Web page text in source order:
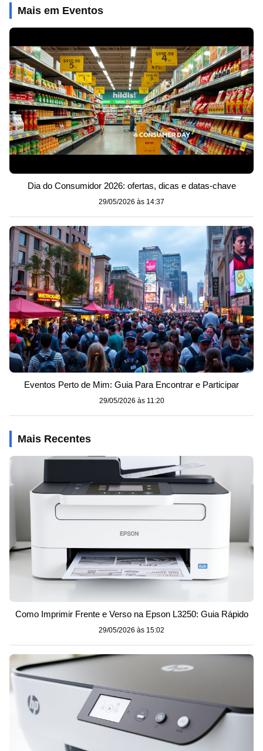
Mais em Eventos
Dia do Consumidor 2026: ofertas, dicas e datas-chave
29/05/2026 às 14:37
Eventos Perto de Mim: Guia Para Encontrar e Participar
29/05/2026 às 11:20
Mais Recentes
Como Imprimir Frente e Verso na Epson L3250: Guia Rápido
29/05/2026 às 15:02